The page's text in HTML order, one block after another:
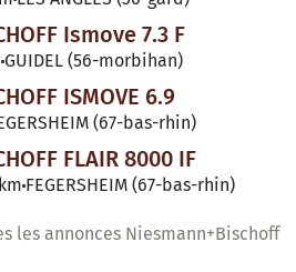
Ismove 7.3 F
GUIDEL (56-morbihan)
ISMOVE 6.9
(67-bas-rhin)
FLAIR 8000 IF
FEGERSHEIM (67-bas-rhin)
les annonces Niesmann+Bischoff